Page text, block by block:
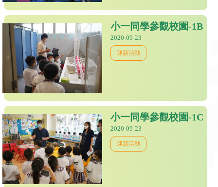
小一同學參觀校園-1B
2020-09-23
迎新活動
小一同學參觀校園-1C
2020-09-23
迎新活動